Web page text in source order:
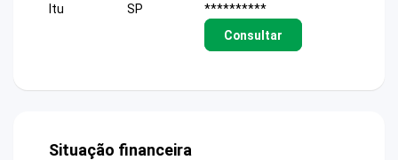
Itu
SP
**********
Consultar
Situação financeira